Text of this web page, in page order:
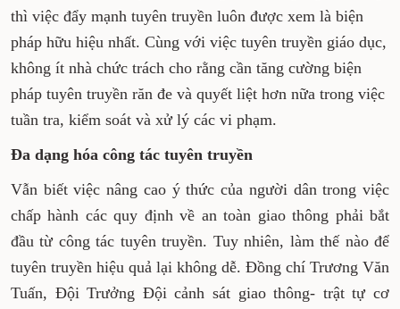
thì việc đẩy mạnh tuyên truyền luôn được xem là biện
pháp hữu hiệu nhất. Cùng với việc tuyên truyền giáo dục,
không ít nhà chức trách cho rằng cần tăng cường biện
pháp tuyên truyền răn đe và quyết liệt hơn nữa trong việc
tuần tra, kiểm soát và xử lý các vi phạm.
Đa dạng hóa công tác tuyên truyền
Vẫn biết việc nâng cao ý thức của người dân trong việc
chấp hành các quy định về an toàn giao thông phải bắt
đầu từ công tác tuyên truyền. Tuy nhiên, làm thế nào để
tuyên truyền hiệu quả lại không dễ. Đồng chí Trương Văn
Tuấn, Đội Trưởng Đội cảnh sát giao thông- trật tự cơ